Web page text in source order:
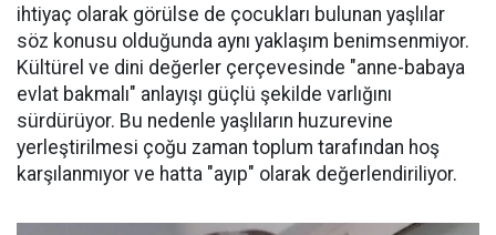
ihtiyaç olarak görülse de çocukları bulunan yaşlılar
söz konusu olduğunda aynı yaklaşım benimsenmiyor.
Kültürel ve dini değerler çerçevesinde "anne-babaya
evlat bakmalı" anlayışı güçlü şekilde varlığını
sürdürüyor. Bu nedenle yaşlıların huzurevine
yerleştirilmesi çoğu zaman toplum tarafından hoş
karşılanmıyor ve hatta "ayıp" olarak değerlendiriliyor.